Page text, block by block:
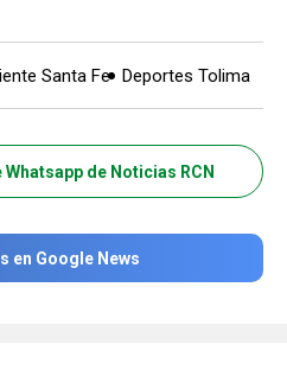
Santa Fe Deportes Tolima
de Noticias RCN
en Google News